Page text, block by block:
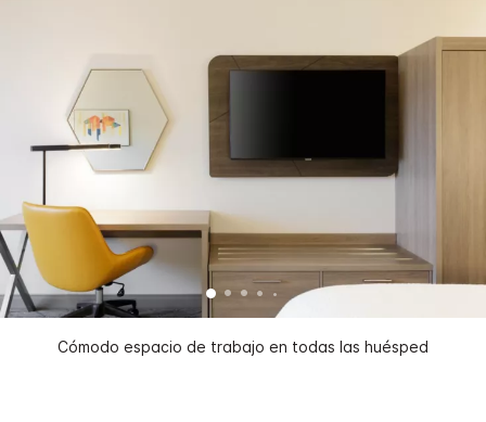
Cómodo espacio de trabajo en todas las huésped